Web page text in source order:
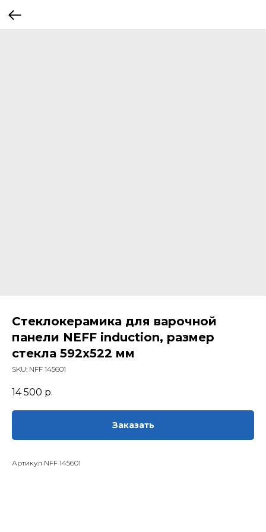
Стеклокерамика для варочной
панели NEFF induction, размер
стекла 592х522 мм
SKU: NFF 145601
14 500 р.
Заказать
Артикул NFF 145601